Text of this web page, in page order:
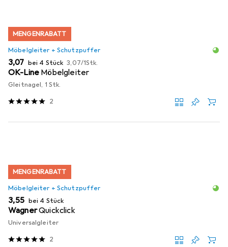
MENGENRABATT
Möbelgleiter + Schutzpuffer
EUR
3,07 bei 4 Stück EUR
3,07/1Stk.
OK-Line Möbelgleiter
Gleitnagel, 1 Stk.
2
MENGENRABATT
Möbelgleiter + Schutzpuffer
EUR
3,55 bei 4 Stück
WagnerQuickclick
Universalgleiter
2